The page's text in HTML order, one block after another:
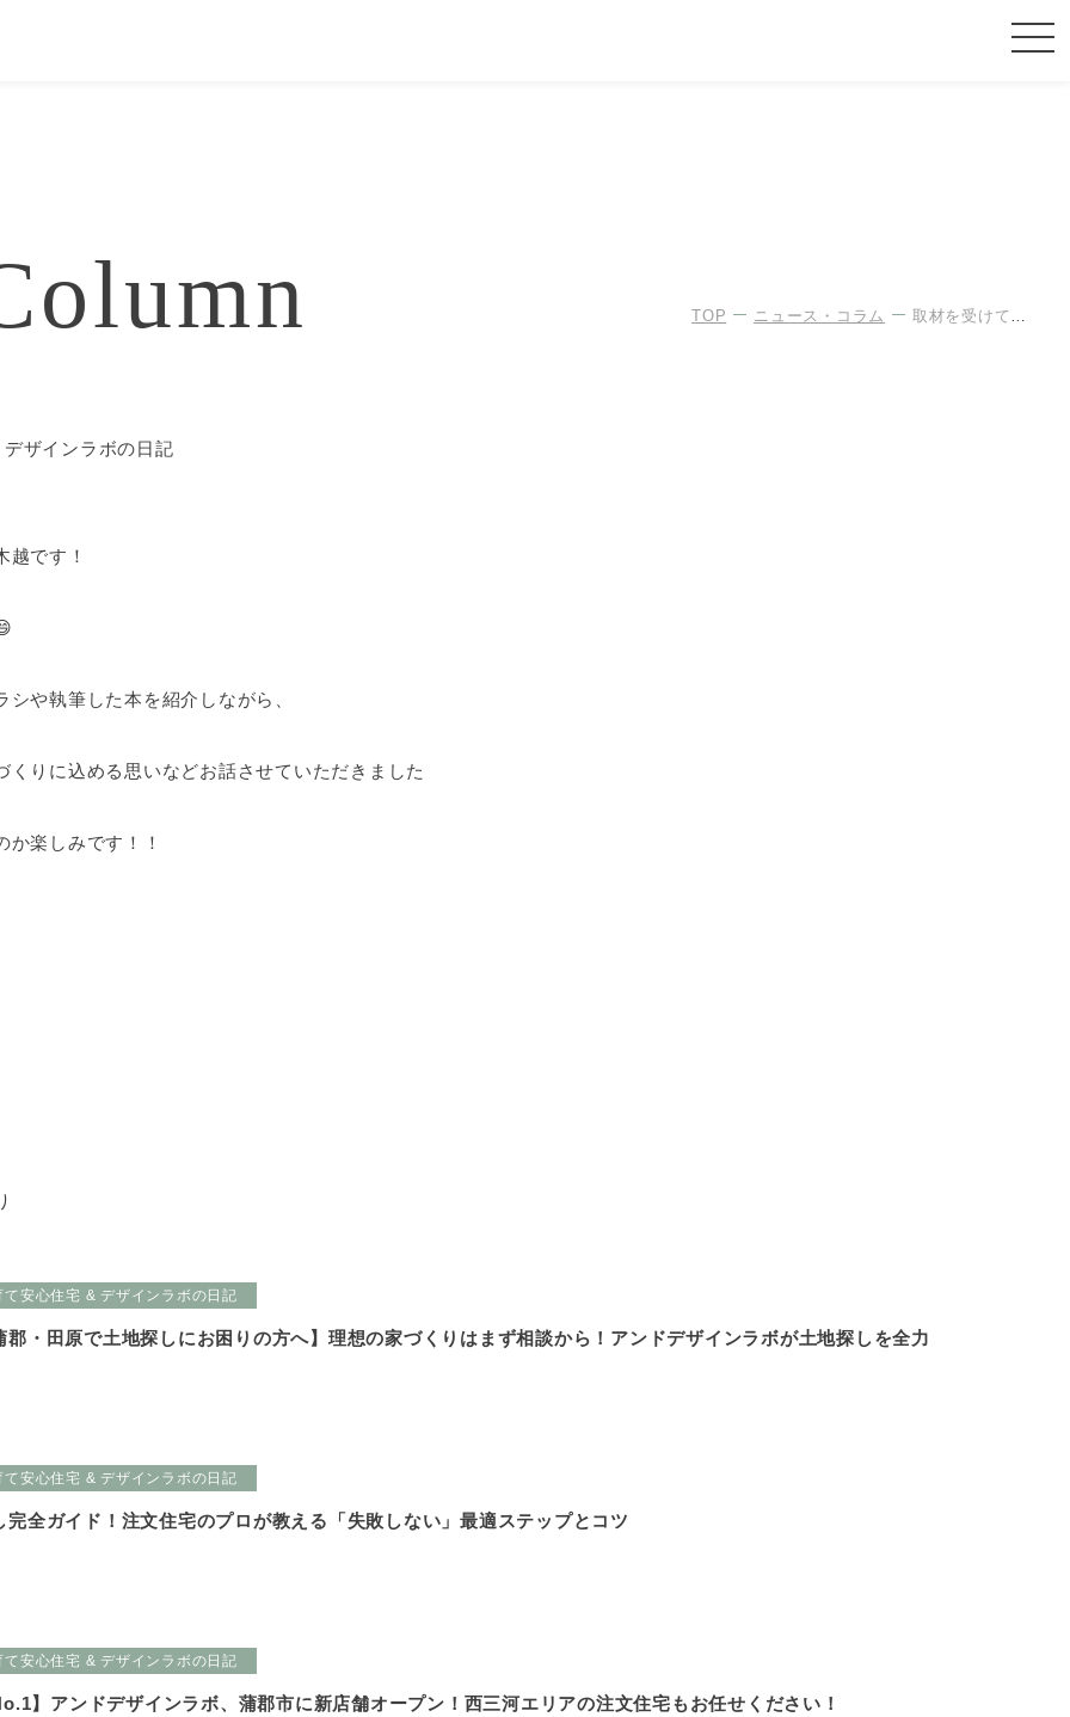
TOP ニュース・コラム 取材を受けていました
ザインラボの日記
越です！
や執筆した本を紹介しながら、
くりに込める思いなどお話させていただきました
楽しみです！！
て安心住宅 & デザインラボの日記
郡・田原で土地探しにお困りの方へ】理想の家づくりはまず相談から！アンドデザインラボが土地探しを全力
て安心住宅 & デザインラボの日記
完全ガイド！注文住宅のプロが教える「失敗しない」最適ステップとコツ
て安心住宅 & デザインラボの日記
】アンドデザインラボ、蒲郡市に新店舗オープン！西三河エリアの注文住宅もお任せください！